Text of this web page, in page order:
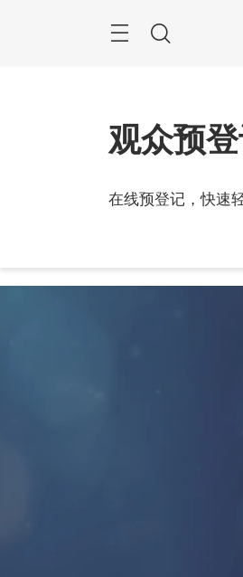
NavigationSearch
观众预
在线预登记，快速